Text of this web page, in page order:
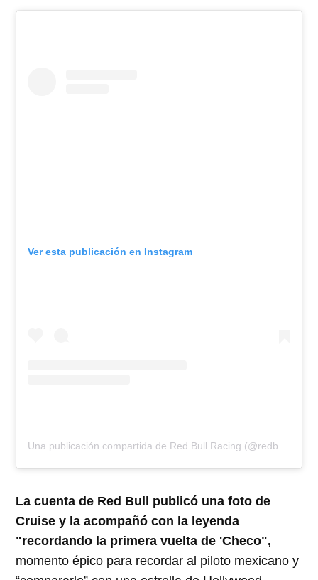
Ver esta publicación en Instagram
La cuenta de Red Bull publicó una foto de
Cruise y la acompañó con la leyenda
"recordando la primera vuelta de 'Checo",
momento épico para recordar al piloto mexicano y